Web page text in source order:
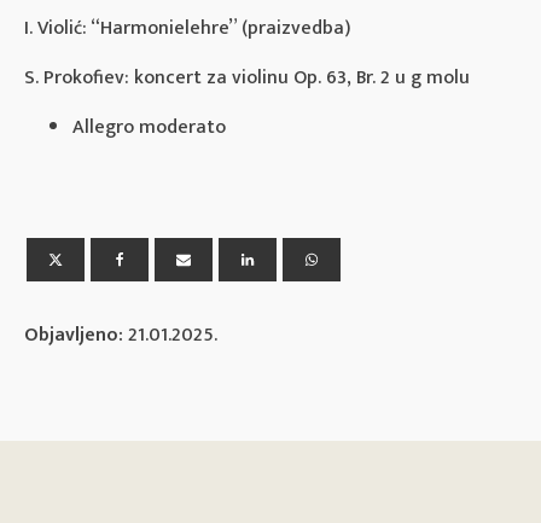
I. Violić: “Harmonielehre” (praizvedba)
S. Prokofiev: koncert za violinu Op. 63, Br. 2 u g molu
Allegro moderato
Objavljeno:21.01.2025.